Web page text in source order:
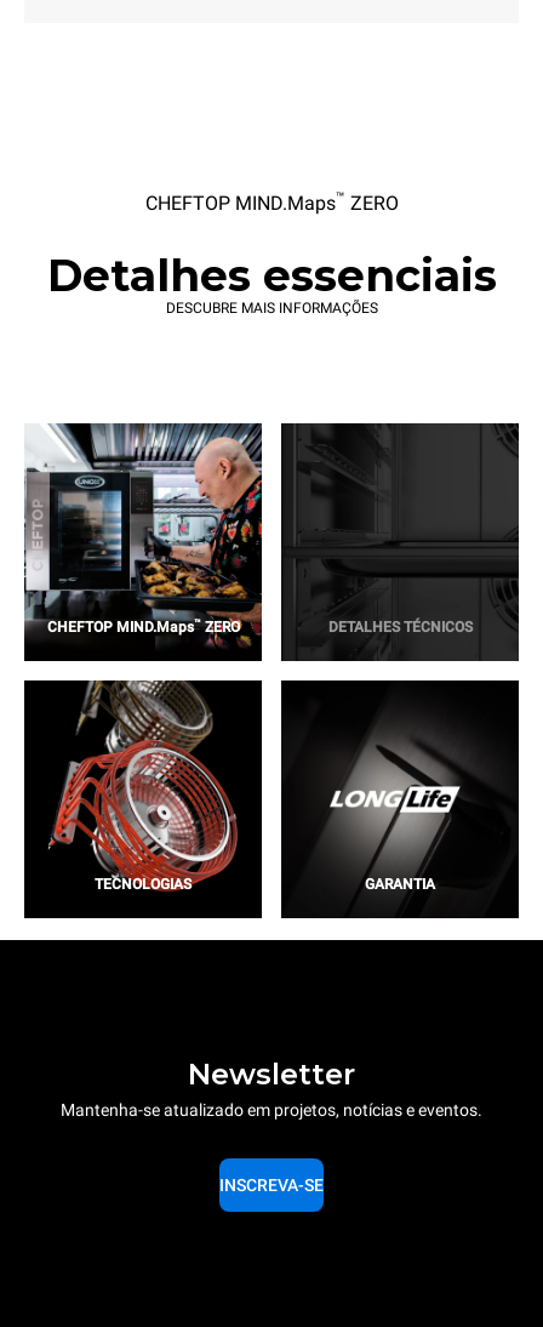
CHEFTOP MIND.Maps™ ZERO
Detalhes essenciais
DESCUBRE MAIS INFORMAÇÕES
CHEFTOP MIND.Maps™ZERO DETALHES TÉCNICOS
TECNOLOGIAS GARANTIA
Newsletter
Mantenha-se atualizado em projetos, notícias e eventos.
INSCREVA-SE